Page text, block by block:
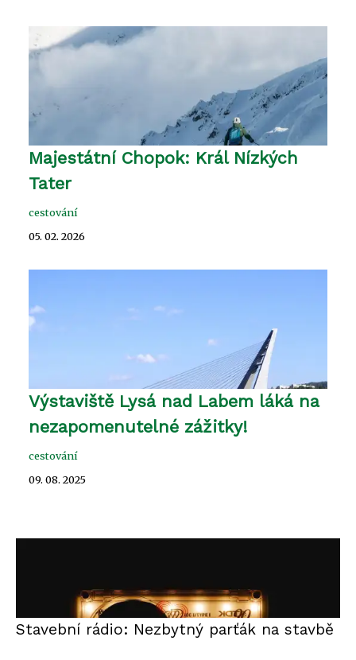
Majestátní Chopok: Král Nízkých
Tater
cestování
05. 02. 2026
Výstaviště Lysá nad Labem láká na
nezapomenutelné zážitky!
cestování
09. 08. 2025
Stavební rádio: Nezbytný parťák na stavbě